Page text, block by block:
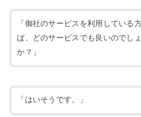
「御社のサービスを利用している
ば、どのサービスでも良いのでし
か？」
「はいそうです。」